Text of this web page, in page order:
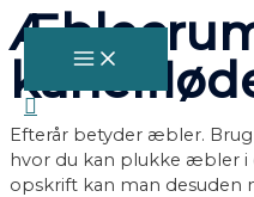
Gå
til
indholdet
MAIN
MENU
Søg
Efterår betyder æbler.
hvor du kan plukke æbler i
opskrift kan man desuden